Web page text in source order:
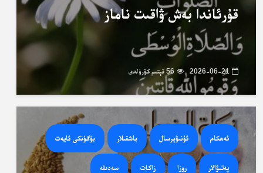
قۇرئاندا بەش ۋاقىت ناماز
2026-06-21 56 قېتىم كۆرۈلدى
ئەھكام ئۇنىۋېرسال باشقىلار بۈگۈنكى ئايەت
پەتىۋالار روزا زاكات سەدىقە